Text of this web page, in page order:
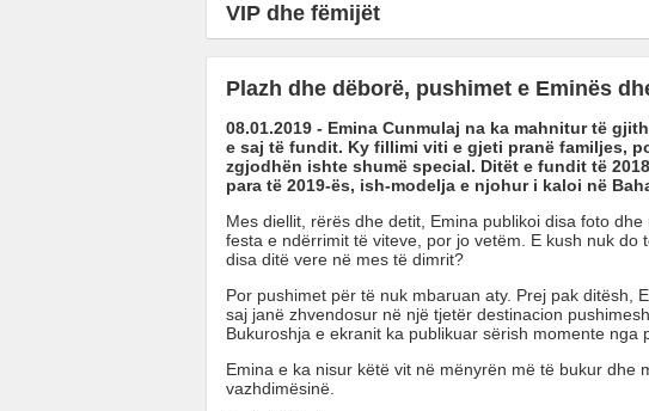
VIP dhe fëmijët
Plazh dhe dëborë, pushimet e Eminës
08.01.2019 - Emina Cunmulaj na ka mahnitur të
e saj të fundit. Ky fillimi viti e gjeti pranë familjes,
zgjodhën ishte shumë special. Ditët e fundit të
para të 2019-ës, ish-modelja e njohur i kaloi në
Mes diellit, rërës dhe detit, Emina publikoi disa foto dhe
festa e ndërrimit të viteve, por jo vetëm. E kush nuk do
disa ditë vere në mes të dimrit?
Por pushimet për të nuk mbaruan aty. Prej pak ditësh,
saj janë zhvendosur në një tjetër destinacion
Bukuroshja e ekranit ka publikuar sërish momente nga
Emina e ka nisur këtë vit në mënyrën më të bukur dhe
vazhdimësinë.